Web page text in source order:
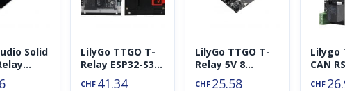
Solid
5V
LilyGo TTGO T-
Relay ESP32-S3
6CH expandable
CHF 41.34
LilyGo TTGO T-
Relay 5V 8
Channel Relay –
CHF 25.58
Lilygo
CAN
mit 5V
CHF